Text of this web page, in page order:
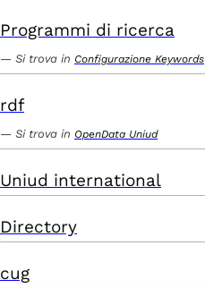
Programmi di ricerca
Si trova in Configurazione Keywords
rdf
Si trova in OpenData Uniud
Uniud international
Directory
cug